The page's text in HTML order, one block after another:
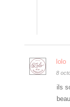
lolo
8
ils